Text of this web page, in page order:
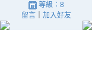
等級：8
留言｜ 加入好友